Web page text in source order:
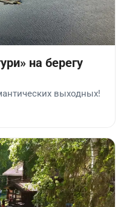
на берегу
выходных!